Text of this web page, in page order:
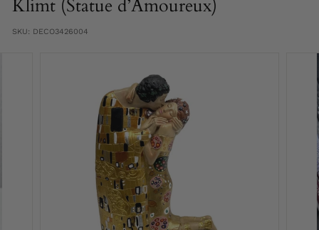
n
Klimt (Statue d’Amoureux)
SKU: DECO3426004